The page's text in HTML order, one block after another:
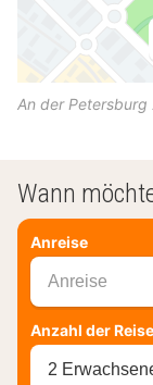
An der Petersburg
Wann
Anreise
Anreise
Anzahl der
2